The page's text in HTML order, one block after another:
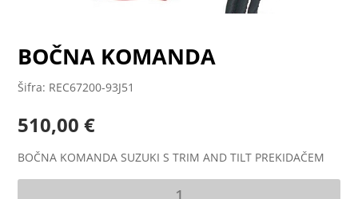
BOČNA KOMANDA
Šifra: REC67200-93J51
510,00€
BOČNA KOMANDA SUZUKI S TRIM AND TILT PREKIDAČEM